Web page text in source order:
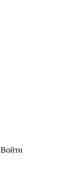
Войти